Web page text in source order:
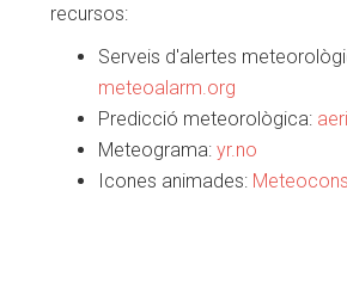
recursos:
Serveis d'alertes
meteoalarm.org
Predicció meteorològica:
Meteograma: yr.no
Icones animades: Meteocons